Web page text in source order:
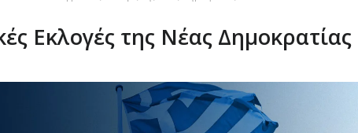
Εκλογές της Νέας Δημοκρατίας